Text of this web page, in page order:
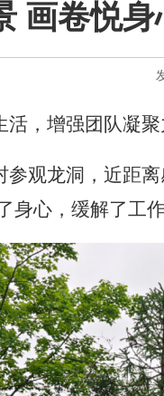
画卷悦
活，增强团队凝
参观龙洞，近距
身心，缓解了工